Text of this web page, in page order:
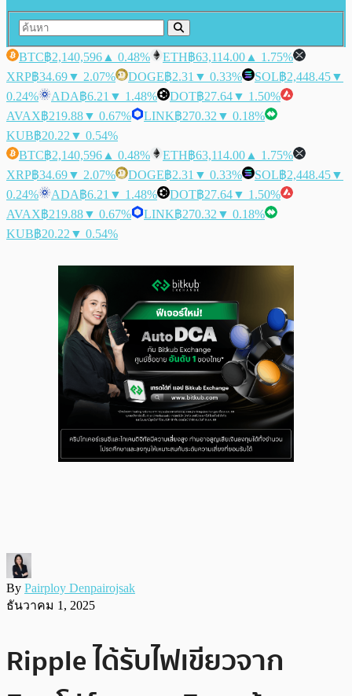
BTC฿2,140,596 ▲ 0.48% ETH฿63,114.00 ▲ 1.75%
XRP฿34.69▼ 2.07% DOGE฿2.31 ▼ 0.33% SOL฿2,448.45▼
0.24%
ADA฿6.21 ▼ 1.48% DOT฿27.64▼ 1.50%
AVAX฿219.88▼ 0.67% LINK฿270.32 ▼ 0.18%
KUB฿20.22 ▼ 0.54%
BTC฿2,140,596 ▲ 0.48% ETH฿63,114.00 ▲ 1.75%
XRP฿34.69▼ 2.07% DOGE฿2.31 ▼ 0.33% SOL฿2,448.45▼
0.24%
ADA฿6.21 ▼ 1.48% DOT฿27.64▼ 1.50%
AVAX฿219.88▼ 0.67% LINK฿270.32 ▼ 0.18%
KUB฿20.22 ▼ 0.54%
By Pairploy Denpairojsak
ธันวาคม 1, 2025
Ripple ได้รับไฟเขียวจาก